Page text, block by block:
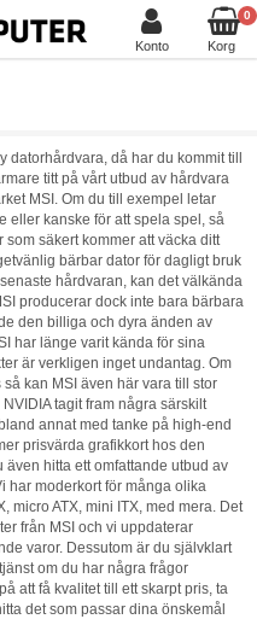
Konto
0
Korg
då har du kommit till
titt på vårt utbud av hårdvara
MSI. Om du till exempel letar
eller kanske för att spela spel, så
som säkert kommer att väcka ditt
bärbar dator för dagligt bruk
hårdvaran, kan det välkända
producerar dock inte bara bärbara
den billiga och dyra änden av
har länge varit kända för sina
är verkligen inget undantag. Om
kan MSI även här vara till stor
tagit fram några särskilt
annat med tanke på high-end
prisvärda grafikkort hos den
hitta ett omfattande utbud av
har moderkort för många olika
micro ATX, mini ITX, med mera. Det
från MSI och vi uppdaterar
varor. Dessutom är du självklart
om du har några frågor
att få kvalitet till ett skarpt pris, ta
det som passar dina önskemål